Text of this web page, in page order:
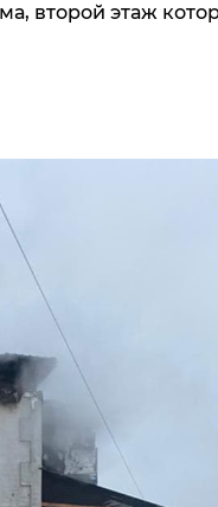
второй этаж